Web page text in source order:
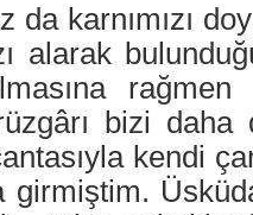
da karnımızı
alarak
rağmen
bizi
kendi
girmiştim.